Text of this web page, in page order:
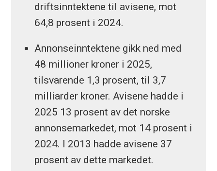
driftsinntektene til avisene, mot
64,8 prosent i 2024.
Annonseinntektene gikk ned med
48 millioner kroner i 2025,
tilsvarende 1,3 prosent, til 3,7
milliarder kroner. Avisene hadde i
2025 13 prosent av det norske
annonsemarkedet, mot 14 prosent i
2024. I 2013 hadde avisene 37
prosent av dette markedet.